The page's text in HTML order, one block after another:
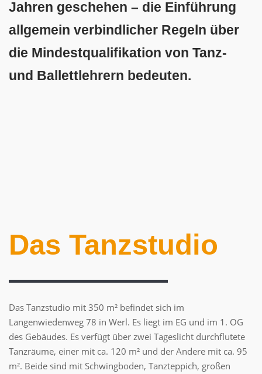
Jahren geschehen – die Einführung
allgemein verbindlicher Regeln über
die Mindestqualifikation von Tanz-
und Ballettlehrern bedeuten.
Das Tanzstudio
Das Tanzstudio mit 350 m² befindet sich im
Langenwiedenweg 78 in Werl. Es liegt im EG und im 1. OG
des Gebäudes. Es verfügt über zwei Tageslicht durchflutete
Tanzräume, einer mit ca. 120 m² und der Andere mit ca. 95
m². Beide sind mit Schwingboden, Tanzteppich, großen